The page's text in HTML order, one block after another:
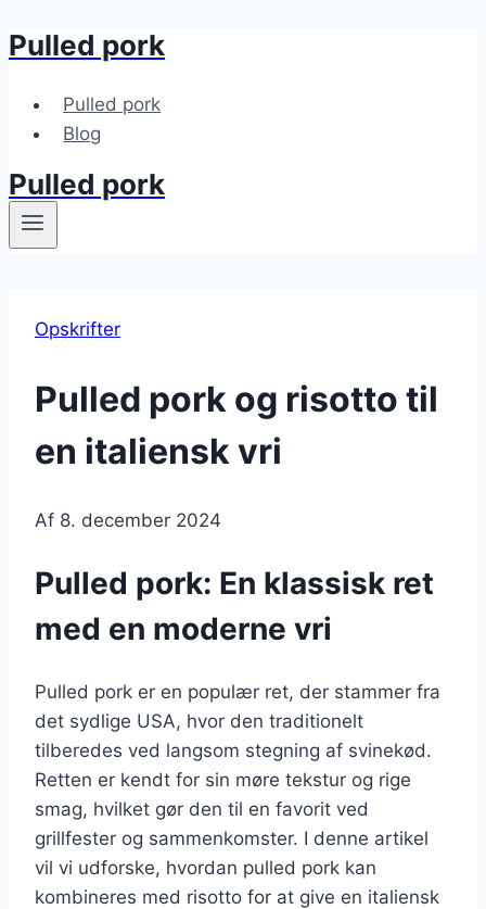
Fortsæt
indhold
Pulled pork
Pulled pork
Blog
Pulled pork
Opskrifter
Pulled pork og risotto til
en italiensk vri
Af 8. december 2024
Pulled pork: En klassisk ret
med en moderne vri
Pulled pork er en populær ret, der stammer fra
det sydlige USA, hvor den traditionelt
tilberedes ved langsom stegning af svinekød.
Retten er kendt for sin møre tekstur og rige
smag, hvilket gør den til en favorit ved
grillfester og sammenkomster. I denne artikel
vil vi udforske, hvordan pulled pork kan
kombineres med risotto for at give en italiensk